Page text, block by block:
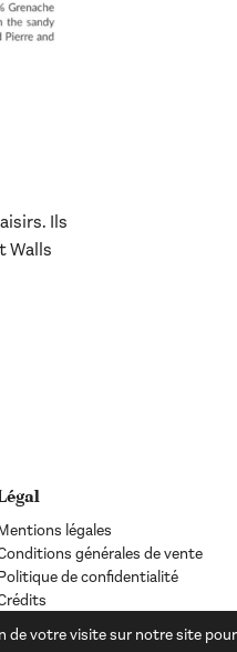
Ils
Walls
légales
générales de vente
de confidentialité
de votre visite sur notre site